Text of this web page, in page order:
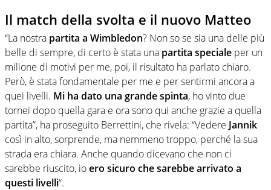
Il match della svolta e il nuovo Matteo
“La nostra partita a Wimbledon? Non so se sia una delle più
belle di sempre, di certo è stata una partita speciale per un
milione di motivi per me, poi, il risultato ha parlato chiaro.
Però, è stata fondamentale per me e per sentirmi ancora a
quei livelli. Mi ha dato una grande spinta, ho vinto due
tornei dopo quella gara e ora sono qui anche grazie a quella
partita”, ha proseguito Berrettini, che rivela: “Vedere Jannik
così in alto, sorprende, ma nemmeno troppo, perché la sua
strada era chiara. Anche quando dicevano che non ci
sarebbe riuscito, ioero sicuro che sarebbe arrivato a
questi livelli“.